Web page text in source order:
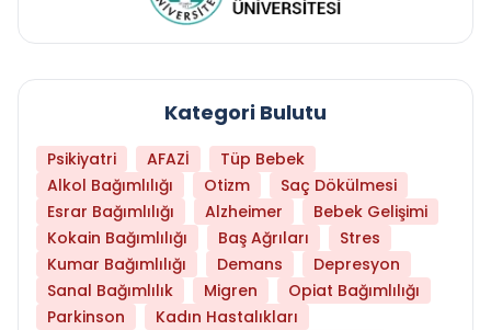
Kategori Bulutu
Psikiyatri AFAZİ
Tüp Bebek
Alkol Bağımlılığı
Otizm
Saç Dökülmesi
Esrar Bağımlılığı
Alzheimer
Bebek Gelişimi
Kokain Bağımlılığı
Baş Ağrıları
Stres
Kumar Bağımlılığı
Demans
Depresyon
Sanal Bağımlılık
Migren
Opiat Bağımlılığı
Parkinson
Kadın Hastalıkları